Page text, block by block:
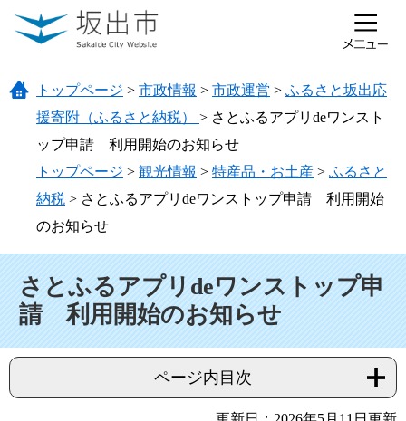
ページの先頭です。
メニューを飛ばして本文へ
トップページ > 市政情報 > 市政運営 > ふるさと坂出応
援寄附（ふるさと納税） > さとふるアプリdeワンスト
ップ申請 利用開始のお知らせ
トップページ > 観光情報 > 特産品・お土産 > ふるさと
納税 > さとふるアプリdeワンストップ申請 利用開始
のお知らせ
さとふるアプリdeワンストップ申
請 利用開始のお知らせ
ページ内目次